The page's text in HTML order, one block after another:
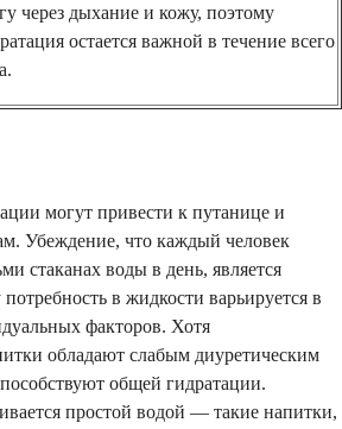
через дыхание и кожу, поэтому
остается важной в течение всего
могут привести к путанице и
Убеждение, что каждый человек
стаканах воды в день, является
в жидкости варьируется в
факторов. Хотя
обладают слабым диуретическим
общей гидратации.
простой водой — такие напитки,